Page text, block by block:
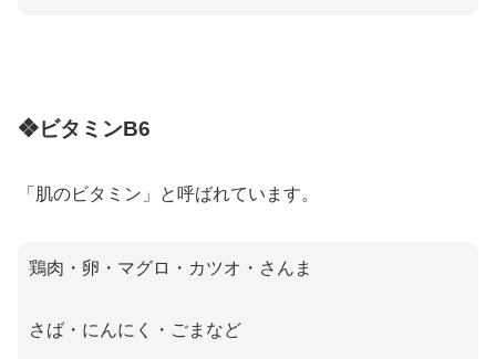
❖ビタミンB6
「肌のビタミン」と呼ばれています。
鶏肉・卵・マグロ・カツオ・さんま
さば・にんにく・ごまなど